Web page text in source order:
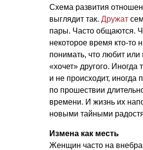
Схема развития
выглядит так. Дружат
пары. Часто общаются.
некоторое время кто-то
понимать, что любит или
«хочет» другого. Иногда
и не происходит, иногда
по прошествии
времени. И жизнь их
новыми тайными
Измена как месть
Женщин часто на